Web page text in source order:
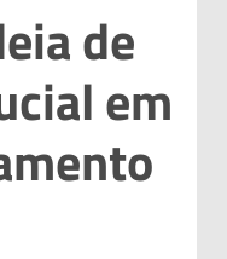
de
em